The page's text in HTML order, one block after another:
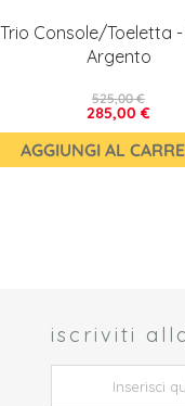
Trio Console/Toeletta
Argento
285,00 €
525,00 €
AGGIUNGI AL
iscriviti